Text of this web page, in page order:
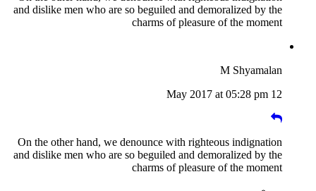
and dislike men who are so beguiled and demoralized by the
charms of pleasure of the moment
M Shyamalan
12 May 2017 at 05:28 pm
On the other hand, we denounce with righteous indignation
and dislike men who are so beguiled and demoralized by the
charms of pleasure of the moment